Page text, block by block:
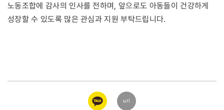
노동조합에 감사의 인사를 전하며, 앞으로도 아동들이 건강하게
성장할 수 있도록 많은 관심과 지원 부탁드립니다.
카카오
링크
url